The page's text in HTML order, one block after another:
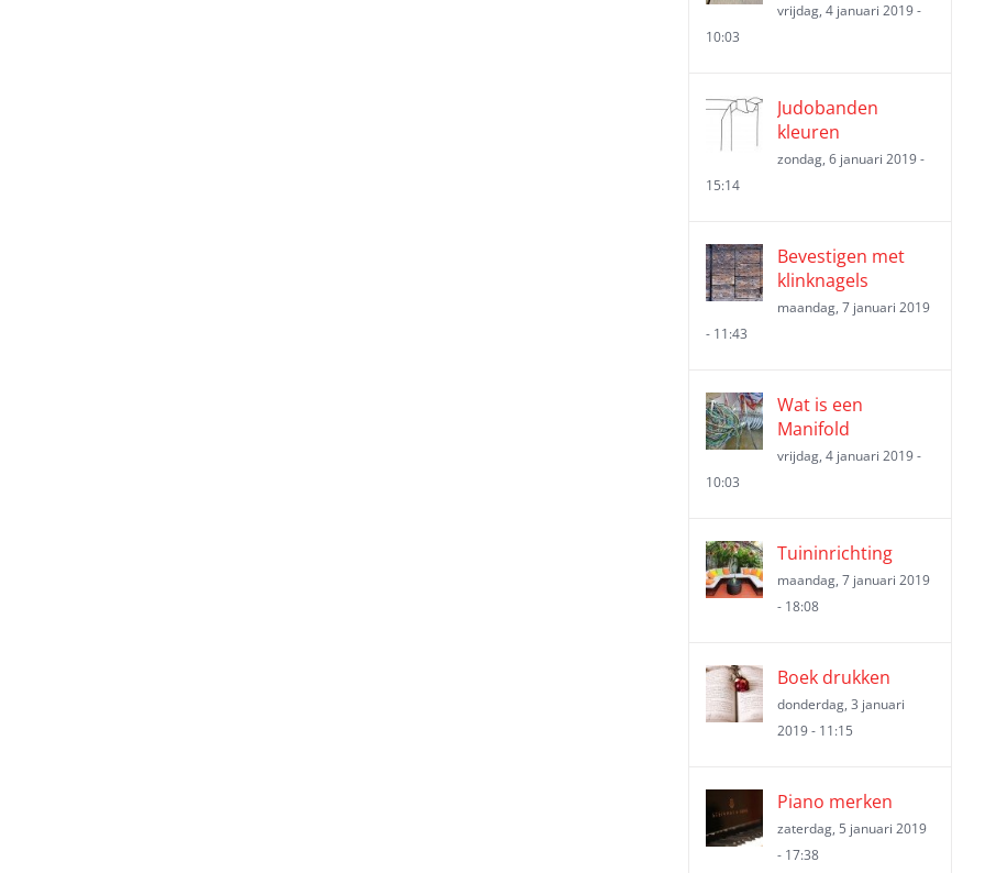
vrijdag, 4 januari 2019 -
10:03
Judobanden
kleuren
zondag, 6 januari 2019 -
15:14
Bevestigen met
klinknagels
maandag, 7 januari 2019
- 11:43
Wat is een
Manifold
vrijdag, 4 januari 2019 -
10:03
Tuininrichting
maandag, 7 januari 2019
- 18:08
Boek drukken
donderdag, 3 januari
2019 - 11:15
Piano merken
zaterdag, 5 januari 2019
- 17:38